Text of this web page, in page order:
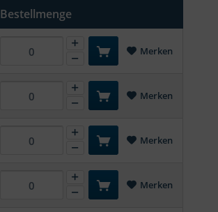
Bestellmenge
Merken
Merken
Merken
Merken